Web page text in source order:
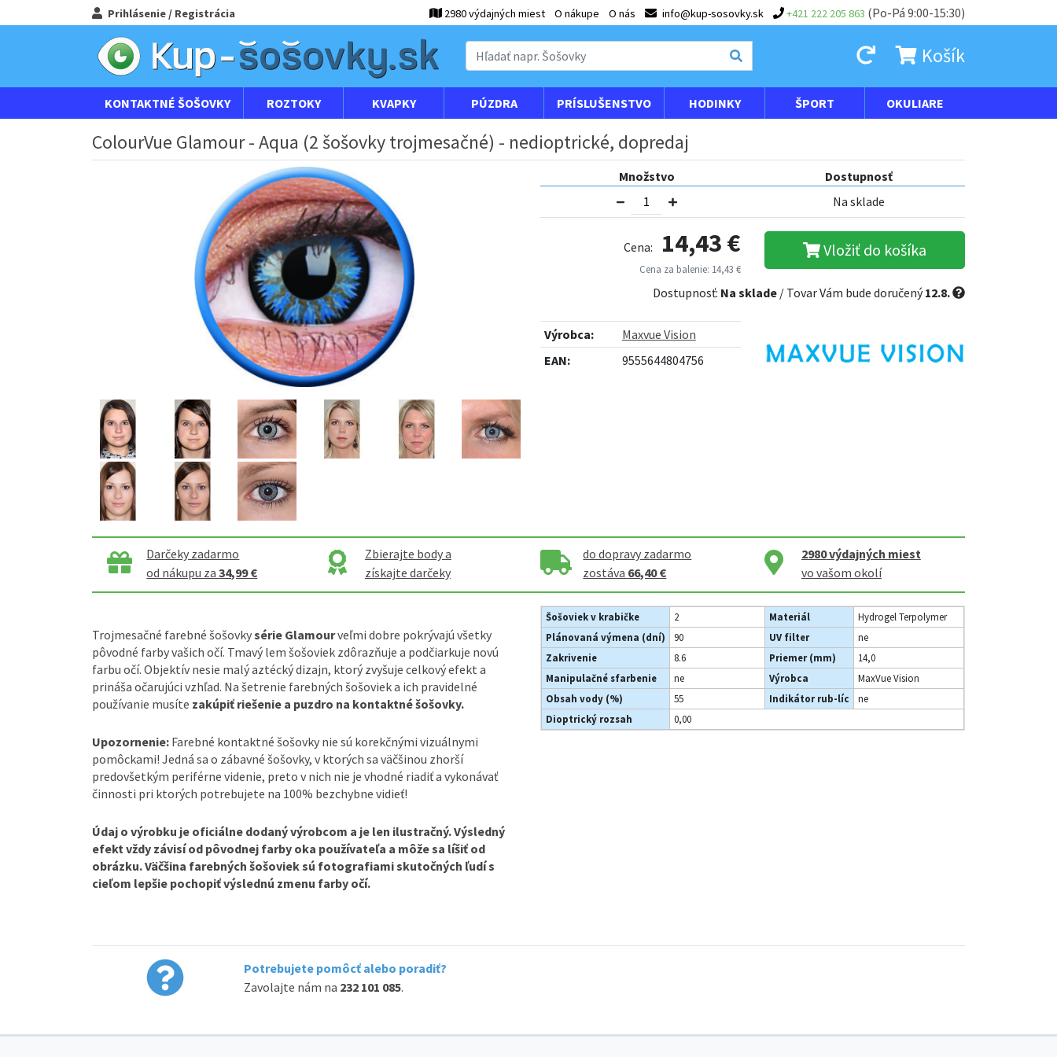
Prihlásenie / Registrácia 2980 výdajných miest O nákupe O nás info@kup-sosovky.sk +421 222 205 863 (Po-Pá 9:00-15:30)
Košík
KONTAKTNÉ ŠOŠOVKY ROZTOKY KVAPKY PÚZDRA PRÍSLUŠENSTVO HODINKY ŠPORT OKULIARE
ColourVue Glamour - Aqua (2 šošovky trojmesačné) - nedioptrické, dopredaj
Množstvo
Dostupnosť
Na sklade
Cena: 14,43 €
Cena za balenie: 14,43 €
Vložiť do košíka
Dostupnosť: Na sklade / Tovar Vám bude doručený12.8.
Výrobca:
Maxvue Vision
EAN:
9555644804756
Darčeky zadarmo
od nákupu za34,99 €
Zbierajte body a
získajte darčeky
do dopravy zadarmo
zostáva 66,40 €
2980výdajných miest
vo vašom okolí
Trojmesačné farebné šošovkysérie Glamourveľmi dobre pokrývajú všetky
pôvodné farby vašich očí. Tmavý lem šošoviek zdôrazňuje a podčiarkuje novú
farbu očí. Objektív nesie malý aztécký dizajn, ktorý zvyšuje celkový efekt a
prináša očarujúci vzhľad. Na šetrenie farebných šošoviek a ich pravidelné
používanie musíte zakúpiť riešenie a puzdro na kontaktné šošovky.
Upozornenie: Farebné kontaktné šošovky nie sú korekčnými vizuálnymi
pomôckami! Jedná sa o zábavné šošovky, v ktorých sa väčšinou zhorší
predovšetkým periférne videnie, preto v nich nie je vhodné riadiť a vykonávať
činnosti pri ktorých potrebujete na 100% bezchybne vidieť!
Údaj o výrobku je oficiálne dodaný výrobcom a je len ilustračný. Výsledný
efekt vždy závisí od pôvodnej farby oka používateľa a môže sa líšiť od
obrázku. Väčšina farebných šošoviek sú fotografiami skutočných ľudí s
cieľom lepšie pochopiť výslednú zmenu farby očí.
Šošoviek v krabičke 2 Materiál
Hydrogel Terpolymer
Plánovaná výmena (dní)
90 UV filter
ne
Zakrivenie
8.6 Priemer (mm)
14,0
Manipulačné sfarbenie
ne Výrobca
MaxVue Vision
Obsah vody (%)
55 Indikátor rub-líc
ne
Dioptrický rozsah
0,00
Potrebujete pomôcť alebo poradiť?
Zavolajte nám na 232 101 085.